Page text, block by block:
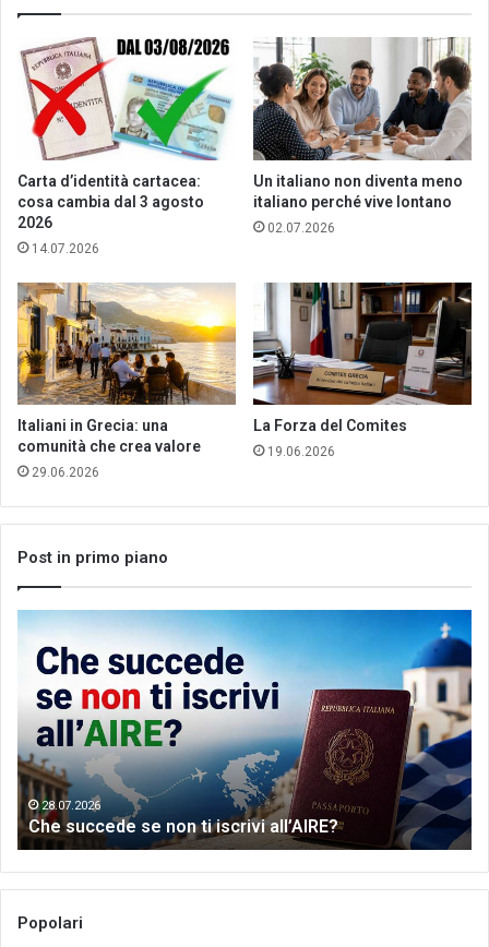
Carta d’identità cartacea:
cosa cambia dal 3 agosto
2026
14.07.2026
Un italiano non diventa meno
italiano perché vive lontano
02.07.2026
Italiani in Grecia: una
comunità che crea valore
29.06.2026
La Forza del Comites
19.06.2026
Post in primo piano
Che
succede
non
iscrivi
all’AIRE?
28.07.2026
Che succede se non ti iscrivi all’AIRE?
the
of
Popolari